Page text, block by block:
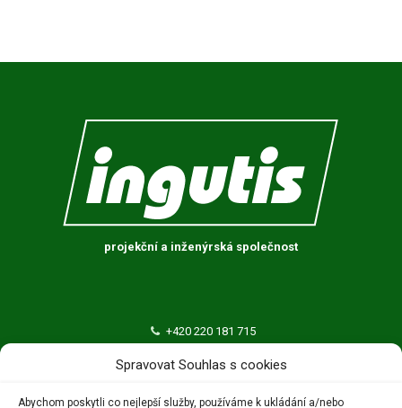
Spravovat Souhlas s cookies
Abychom poskytli co nejlepší služby, používáme k ukládání a/nebo
projekční a inženýrská společnost
+420 220 181 715
ingutis@ingutis.cz